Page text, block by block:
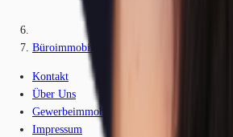
Büroimmobilie - Nürnberg, Altstadt und
Kontakt
Über Uns
Gewerbeimmobilien-Lexikon
Impressum